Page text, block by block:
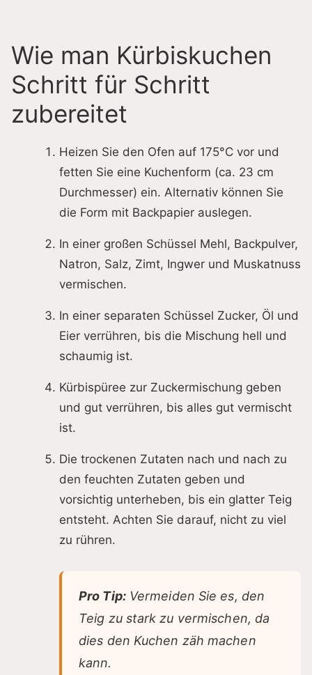
Wie man Kürbiskuchen
Schritt für Schritt
zubereitet
Heizen Sie den Ofen auf 175°C vor und
fetten Sie eine Kuchenform (ca. 23 cm
Durchmesser) ein. Alternativ können Sie
die Form mit Backpapier auslegen.
In einer großen Schüssel Mehl, Backpulver,
Natron, Salz, Zimt, Ingwer und Muskatnuss
vermischen.
In einer separaten Schüssel Zucker, Öl und
Eier verrühren, bis die Mischung hell und
schaumig ist.
Kürbispüree zur Zuckermischung geben
und gut verrühren, bis alles gut vermischt
ist.
Die trockenen Zutaten nach und nach zu
den feuchten Zutaten geben und
vorsichtig unterheben, bis ein glatter Teig
entsteht. Achten Sie darauf, nicht zu viel
zu rühren.
Pro Tip:Vermeiden Sie es, den
Teig zu stark zu vermischen, da
dies den Kuchen zäh machen
kann.